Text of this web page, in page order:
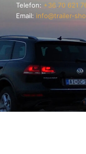
Telefon: +36 70 621
Email: info@trailer-